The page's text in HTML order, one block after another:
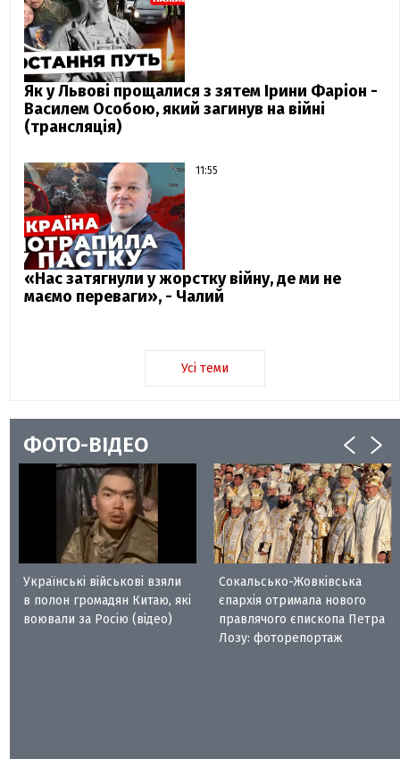
Як у Львові прощалися з зятем Ірини Фаріон -
Василем Особою, який загинув на війні
(трансляція)
11:55
«Нас затягнули у жорстку війну, де ми не
маємо переваги», - Чалий
Усі теми
ФОТО-ВІДЕО
Українські військові взяли
в полон громадян Китаю, які
воювали за Росію (відео)
Сокальсько-Жовківська
єпархія отримала нового
правлячого єпископа Петра
Лозу: фоторепортаж